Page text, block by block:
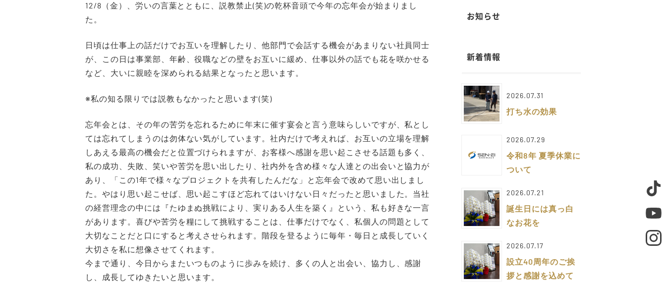
12/8（金）、労いの言葉とともに、説教禁止(笑)の乾杯音頭で今年の忘年会が始まりまし
た。
日頃は仕事上の話だけでお互いを理解したり、他部門で会話する機会があまりない社員同士
が、この日は事業部、年齢、役職などの壁をお互いに緩め、仕事以外の話でも花を咲かせる
など、大いに親睦を深められる結果となったと思います。
※私の知る限りでは説教もなかったと思います(笑)
忘年会とは、その年の苦労を忘れるために年末に催す宴会と言う意味らしいですが、私とし
ては忘れてしまうのは勿体ない気がしています。社内だけで考えれば、お互いの立場を理解
しあえる最高の機会だと位置づけられますが、お客様へ感謝を思い起こさせる話題も多く、
私の成功、失敗、笑いや苦労を思い出したり、社内外を含め様々な人達との出会いと協力が
あり、「この1年で様々なプロジェクトを共有したんだな」と忘年会で改めて思い出しまし
た。やはり思い起こせば、思い起こすほど忘れてはいけない日々だったと思いました。当社
の経営理念の中には『たゆまぬ挑戦により、実りある人生を築く』という、私も好きな一言
があります。喜びや苦労を糧にして挑戦することは、仕事だけでなく、私個人の問題として
大切なことだと口にすると考えさせられます。階段を登るように毎年・毎日と成長していく
大切さを私に想像させてくれます。
今まで通り、今日からまたいつものように歩みを続け、多くの人と出会い、協力し、感謝
し、成長してゆきたいと思います。
お知らせ
新着情報
2026.07.31
打ち水の効果
2026.07.29
令和8年 夏季休業に
ついて
2026.07.21
誕生日には真っ白
なお花を
2026.07.17
設立40周年のご挨
拶と感謝を込めて